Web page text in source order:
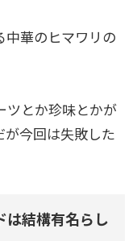
中華のヒマワリの
ツとか珍味とかが
今回は失敗した
は結構有名らし